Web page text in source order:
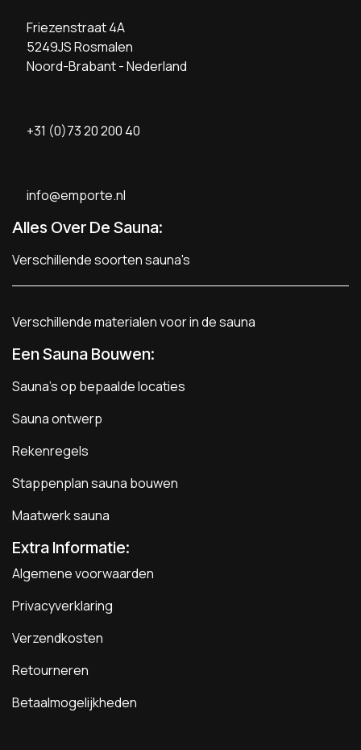
Friezenstraat 4A
5249JS Rosmalen
Noord-Brabant - Nederland
+31 (0)73 20 200 40
info@emporte.nl
Alles Over De Sauna:
Verschillende soorten sauna's
Verschillende materialen voor in de sauna
Een Sauna Bouwen:
Sauna's op bepaalde locaties
Sauna ontwerp
Rekenregels
Stappenplan sauna bouwen
Maatwerk sauna
Extra Informatie:
Algemene voorwaarden
Privacyverklaring
Verzendkosten
Retourneren
Betaalmogelijkheden